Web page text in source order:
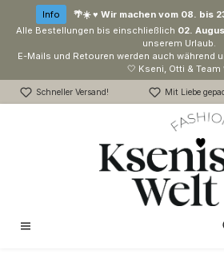
Zum Hauptinhalt springen
Info
🌴☀️ ♥ Wir machen vom 08. bis
Alle Bestellungen bis einschließlich 02.
unserem Urlaub.
E-Mails und Retouren werden auch während
🤍 Kseni, Otti & Team
Schneller Versand! Mit Liebe